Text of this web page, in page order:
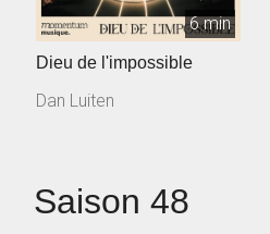
6 min
Dieu de l'impossible
Dan Luiten
Saison 48